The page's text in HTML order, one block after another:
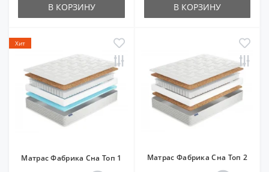
В КОРЗИНУ В КОРЗИНУ
Хит
Матрас Фабрика Сна Топ 1 Матрас Фабрика Сна Топ 2